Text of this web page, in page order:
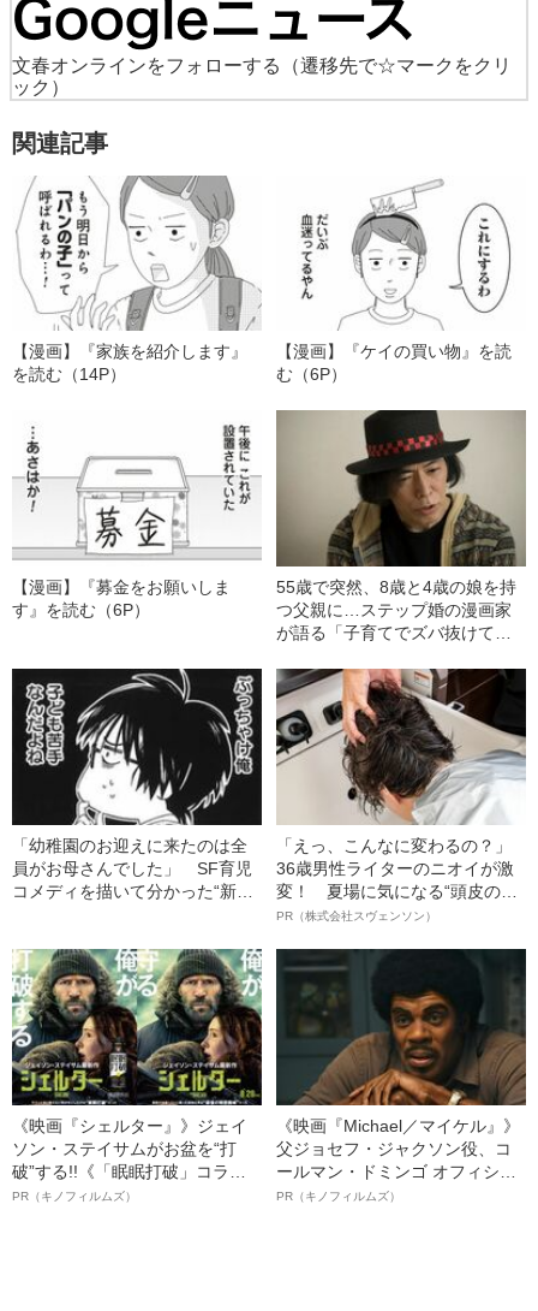
文春オンラインをフォローする
（遷移先で☆マークをクリ
ック）
関連記事
【漫画】『家族を紹介します』
を読む（14P）
【漫画】『ケイの買い物』を読
む（6P）
【漫画】『募金をお願いしま
す』を読む（6P）
55歳で突然、8歳と4歳の娘を持
つ父親に…ステップ婚の漫画家
が語る「子育てでズバ抜けてキ
「幼稚園のお迎えに来たのは全
員がお母さんでした」 SF育児
コメディを描いて分かった“新米
「えっ、こんなに変わるの？」
36歳男性ライターのニオイが激
変！ 夏場に気になる“頭皮のニ
オイ”や“ベタつき”を解消す
ト”が生み出した徹底ケアとは
PR（株式会社スヴェンソン）
《映画『シェルター』》ジェイ
ソン・ステイサムがお盆を“打
破”する!!《「眠眠打破」コラ
ボ》
PR（キノフィルムズ）
《映画『Michael／マイケル』》
父ジョセフ・ジャクソン役、コ
ールマン・ドミンゴ オフィシャ
ルインタビュー“観客を魅了した
PR（キノフィルムズ）